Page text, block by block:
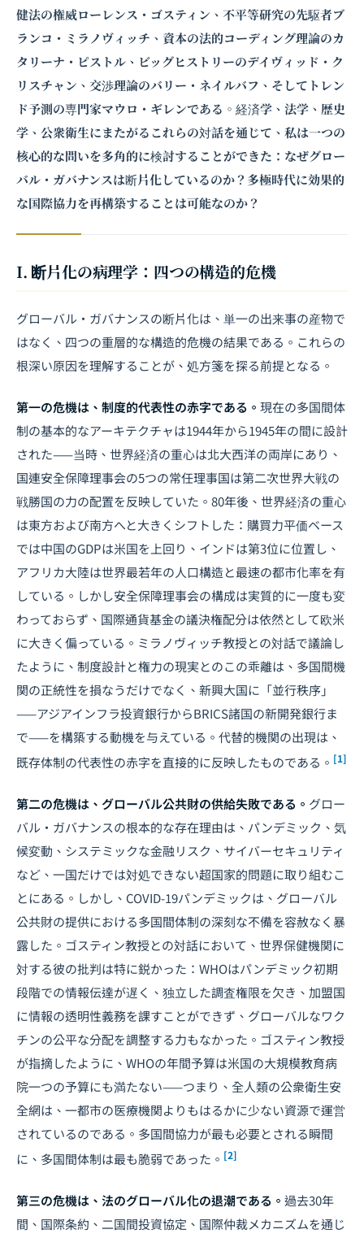
健法の権威ローレンス・ゴスティン 、不平等研究の先駆者ブ
ランコ・ミラノヴィッチ 、資本の法的コーディング理論のカ
タリーナ・ピストル、ビッグヒストリーのデイヴィッド・ク
リスチャン、交渉理論のバリー・ネイルバフ、そしてトレン
ド予測の専門家マウロ・ギレンである。経済学、法学、歴史
学、公衆衛生にまたがるこれらの対話を通じて、私は一つの
核心的な問いを多角的に検討することができた：なぜグロー
バル・ガバナンスは断片化しているのか？多極時代に効果的
な国際協力を再構築することは可能なのか？
I. 断片化の病理学：四つの構造的危機
グローバル・ガバナンスの断片化は、単一の出来事の産物で
はなく、四つの重層的な構造的危機の結果である。これらの
根深い原因を理解することが、処方箋を探る前提となる。
第一の危機は、制度的代表性の赤字である。 現在の多国間体
制の基本的なアーキテクチャは1944年から1945年の間に設計
された——当時、世界経済の重心は北大西洋の両岸にあり、
国連安全保障理事会の5つの常任理事国は第二次世界大戦の
戦勝国の力の配置を反映していた。80年後、世界経済の重心
は東方および南方へと大きくシフトした：購買力平価ベース
では中国のGDPは米国を上回り、インドは第3位に位置し、
アフリカ大陸は世界最若年の人口構造と最速の都市化率を有
している。しかし安全保障理事会の構成は実質的に一度も変
わっておらず、国際通貨基金の議決権配分は依然として欧米
に大きく偏っている。ミラノヴィッチ教授との対話で議論し
たように、制度設計と権力の現実とのこの乖離は、多国間機
関の正統性を損なうだけでなく、新興大国に「並行秩序」
——アジアインフラ投資銀行からBRICS諸国の新開発銀行ま
で——を構築する動機を与えている。代替的機関の出現は、
既存体制の代表性の赤字を直接的に反映したものである。 [1]
第二の危機は、グローバル公共財の供給失敗である。 グロー
バル・ガバナンスの根本的な存在理由は、パンデミック、気
候変動、システミックな金融リスク、サイバーセキュリティ
など、一国だけでは対処できない超国家的問題に取り組むこ
とにある。しかし、COVID-19パンデミックは、グローバル
公共財の提供における多国間体制の深刻な不備を容赦なく暴
露した。ゴスティン教授との対話において、世界保健機関に
対する彼の批判は特に鋭かった：WHOはパンデミック初期
段階での情報伝達が遅く、独立した調査権限を欠き、加盟国
に情報の透明性義務を課すことができず、グローバルなワク
チンの公平な分配を調整する力もなかった。ゴスティン教授
が指摘したように、WHOの年間予算は米国の大規模教育病
院一つの予算にも満たない——つまり、全人類の公衆衛生安
全網は、一都市の医療機関よりもはるかに少ない資源で運営
されているのである。多国間協力が最も必要とされる瞬間
に、多国間体制は最も脆弱であった。 [2]
第三の危機は、法のグローバル化の退潮である。 過去30年
間、国際条約、二国間投資協定、国際仲裁メカニズムを通じ